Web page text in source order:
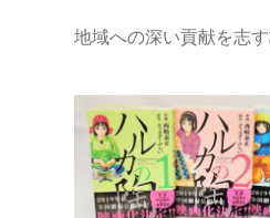
地域への深い貢献を志